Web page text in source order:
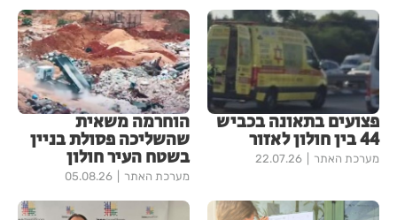
פצועים בתאונה בכביש
44 בין חולון לאזור
מערכת האתר 22.07.26
הוחרמה משאית
שהשליכה פסולת בניין
בשטח העיר חולון
מערכת האתר 05.08.26